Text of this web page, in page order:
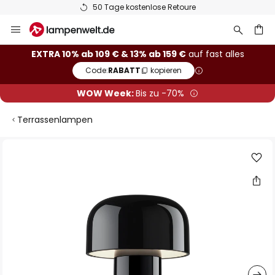
50 Tage kostenlose Retoure
Inhalt
springen
EXTRA 10% ab 109 € & 13% ab 159 €auf fast alles
Code:RABATT kopieren
WOW Week:Bis zu -70%
Terrassenlampen